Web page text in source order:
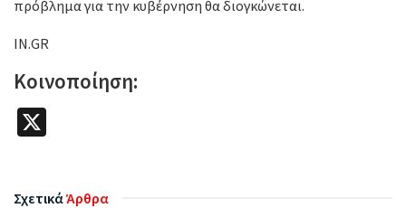
πρόβλημα για την κυβέρνηση θα διογκώνεται.
IN.GR
Κοινοποίηση:
ΣχετικάΆρθρα